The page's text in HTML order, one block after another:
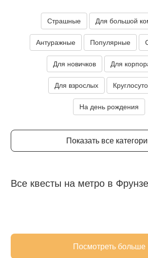
Страшные Для большой
Антуражные Популярные
Для новичков Для
Для взрослых
На день рождения
Показать все
Все квесты на метро в
Посмотреть больше